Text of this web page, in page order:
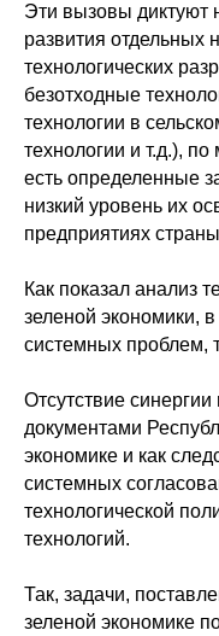
Эти вызовы диктуют
развития отдельных
технологических
безотходные
технологии в
технологии и т.д.),
есть определенные
низкий уровень их
предприятиях
Как показал анализ
зеленой экономики,
системных проблем,
Отсутствие
документами
экономике и как
системных
технологической
технологий.
Так, задачи,
зеленой экономике